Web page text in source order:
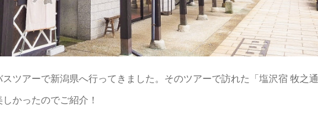
ツアーで新潟県へ行ってきました。そのツアーで訪れた「塩沢宿 牧之通
かったのでご紹介！